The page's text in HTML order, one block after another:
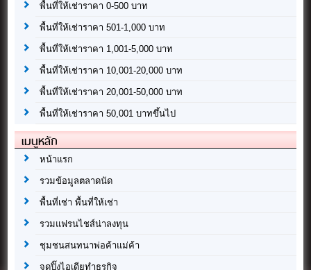
พื้นที่ให้เช่าราคา 0-500 บาท
พื้นที่ให้เช่าราคา 501-1,000 บาท
พื้นที่ให้เช่าราคา 1,001-5,000 บาท
พื้นที่ให้เช่าราคา 10,001-20,000 บาท
พื้นที่ให้เช่าราคา 20,001-50,000 บาท
พื้นที่ให้เช่าราคา 50,001 บาทขึ้นไป
เมนูหลัก
หน้าแรก
รวมข้อมูลตลาดนัด
พื้นที่เช่า พื้นที่ให้เช่า
รวมแฟรนไชส์น่าลงทุน
ชุมชนสนทนาพ่อค้าแม่ค้า
จุดปิ๊งไอเดียทำธุรกิจ